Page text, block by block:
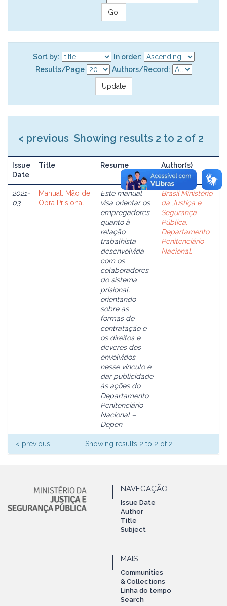
Sort by:
In order:
Results/Page
Authors/Record:
Showing results 2 to 2 of 2
< previous
Issue
Date
Title Resume Author(s)
2021-
03
Manual: Mão de
Obra Prisional
Este manual
visa orientar os
empregadores
quanto à
relação
trabalhista
desenvolvida
com os
colaboradores
do sistema
prisional,
orientando
sobre as
formas de
contratação e
os direitos e
deveres dos
envolvidos
nesse vínculo e
dar publicidade
às ações do
Departamento
Penitenciário
Nacional –
Depen.
Brasil.Ministério
da Justiça e
Segurança
Pública.
Departamento
Penitenciário
Nacional.
Showing results 2 to 2 of 2
< previous
NAVEGAÇÃO
Issue Date
Author
Title
Subject
MAIS
Communities
& Collections
Linha do tempo
Search